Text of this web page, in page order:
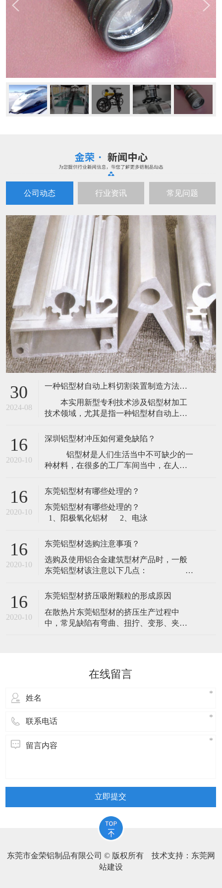
公司动态 行业资讯 常见问题
30
2024-08
一种铝型材自动上料切割装置制造方法及图纸
本实用新型专利技术涉及铝型材加工
技术领域，尤其是指一种铝型材自动上料
缸、传动带、驱动电机和切割机构，所述
述支架上设置有外壳，所述切割机构安装
于所述外壳内，所述外壳下端设置有进出
所述吸尘机构安
16
2020-10
深圳铝型材冲压如何避免缺陷？
​ 铝型材是人们生活当中不可缺少的一
种材料，在很多的工厂车间当中，在人们
常重要的地位。而工业铝型材是一种质地
较软的材料，所以在冲压生产的时候就会
很容易出现被损伤的现象，那么深圳铝型
材冲压如何避免缺陷？以下几点：
16
2020-10
东莞铝型材有哪些处理的？
​东莞铝型材有哪些处理的？
1、阳极氧化铝材 2、电泳
16
2020-10
东莞铝型材选购注意事项？
​选购及使用铝合金建筑型材产品时，一般
东莞铝型材该注意以下几点：
期、规格
16
2020-10
东莞铝型材挤压吸附颗粒的形成原因
​在散热片东莞铝型材的挤压生产过程中
中，常见缺陷有弯曲、扭拧、变形、夹渣
的表面美观，造成废品。“吸附颗粒”的形成
原因主要有以下几点：
在线留言
立即提交
东莞市金荣铝制品有限公司 © 版权所有 技术支持： 东莞网
站建设